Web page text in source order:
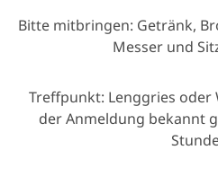
Bitte mitbringen: Getränk,
Messer und
Treffpunkt: Lenggries oder
der Anmeldung bekannt